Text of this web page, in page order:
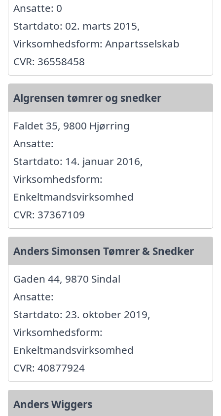
Ansatte: 0
Startdato: 02. marts 2015,
Virksomhedsform: Anpartsselskab
CVR: 36558458
Algrensen tømrer og snedker
Faldet 35, 9800 Hjørring
Ansatte:
Startdato: 14. januar 2016,
Virksomhedsform:
Enkeltmandsvirksomhed
CVR: 37367109
Anders Simonsen Tømrer & Snedker
Gaden 44, 9870 Sindal
Ansatte:
Startdato: 23. oktober 2019,
Virksomhedsform:
Enkeltmandsvirksomhed
CVR: 40877924
Anders Wiggers